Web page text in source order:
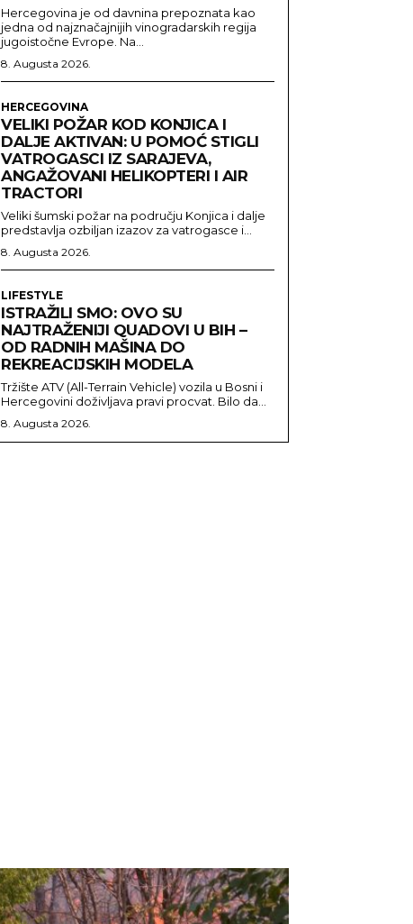
Hercegovina je od davnina prepoznata kao
jedna od najznačajnijih vinogradarskih regija
jugoistočne Evrope. Na...
8. Augusta 2026.
HERCEGOVINA
VELIKI POŽAR KOD KONJICA I
DALJE AKTIVAN: U POMOĆ STIGLI
VATROGASCI IZ SARAJEVA,
ANGAŽOVANI HELIKOPTERI I AIR
TRACTORI
Veliki šumski požar na području Konjica i dalje
predstavlja ozbiljan izazov za vatrogasce i...
8. Augusta 2026.
LIFESTYLE
ISTRAŽILI SMO: OVO SU
NAJTRAŽENIJI QUADOVI U BIH –
OD RADNIH MAŠINA DO
REKREACIJSKIH MODELA
Tržište ATV (All-Terrain Vehicle) vozila u Bosni i
Hercegovini doživljava pravi procvat. Bilo da...
8. Augusta 2026.